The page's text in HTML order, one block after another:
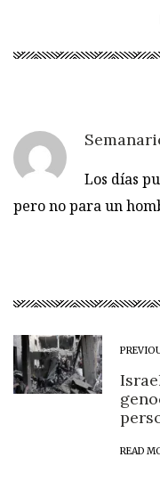
Los días
pero no para un
READ